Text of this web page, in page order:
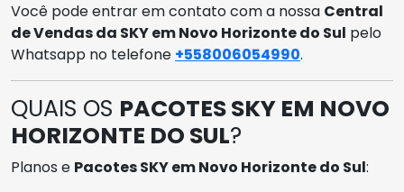
Você pode entrar em contato com a nossa Central
de Vendas da SKY em Novo Horizonte do Sul pelo
Whatsapp no telefone +558006054990.
QUAIS OS PACOTES SKY EM NOVO
HORIZONTE DO SUL?
Planos e Pacotes SKY em Novo Horizonte do Sul: